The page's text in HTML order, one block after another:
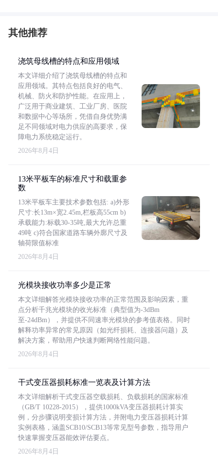
其他推荐
浇筑母线槽的特点和应用领域
本文详细介绍了浇筑母线槽的特点和
应用领域。其特点包括良好的电气、
机械、防火和防护性能。在应用上，
广泛用于商业建筑、工业厂房、医院
和数据中心等场所，凭借自身优势满
足不同领域对电力供应的高要求，保
障电力系统稳定运行。
2026年8月4日
13米平板车的标准尺寸和载重参
数
13米平板车主要技术参数包括: a)外形
尺寸:长13m×宽2.45m,栏板高55cm b)
承载能力:标载30-35吨,最大允许总重
49吨 c)符合国家道路车辆外廓尺寸及
轴荷限值标准
2026年8月4日
光模块接收功率多少是正常
本文详细解答光模块接收功率的正常范围及影响因素，重
点分析千兆光模块的收光标准（典型值为-3dBm
至-24dBm），并提供不同速率光模块的参考值表格。同时
解释功率异常的常见原因（如光纤损耗、连接器问题）及
解决方案，帮助用户快速判断网络性能问题。
2026年8月4日
干式变压器损耗标准一览表及计算方法
本文详细解析干式变压器空载损耗、负载损耗的国家标准
（GB/T 10228-2015），提供1000kVA变压器损耗计算实
例，分步骤说明变损计算方法，并附电力变压器损耗计算
实例表格，涵盖SCB10/SCB13等常见型号参数，指导用户
快速掌握变压器能效评估要点。
2026年8月4日